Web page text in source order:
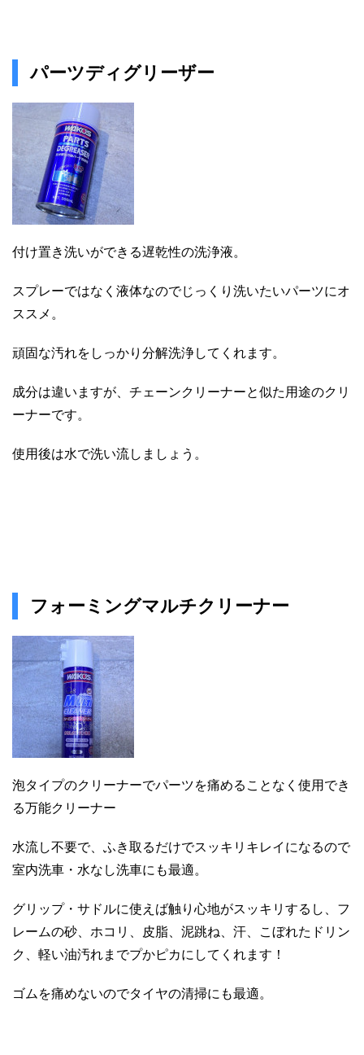
パーツディグリーザー
付け置き洗いができる遅乾性の洗浄液。
スプレーではなく液体なのでじっくり洗いたいパーツにオ
ススメ。
頑固な汚れをしっかり分解洗浄してくれます。
成分は違いますが、チェーンクリーナーと似た用途のクリ
ーナーです。
使用後は水で洗い流しましょう。
フォーミングマルチクリーナー
泡タイプのクリーナーでパーツを痛めることなく使用でき
る万能クリーナー
水流し不要で、ふき取るだけでスッキリキレイになるので
室内洗車・水なし洗車にも最適。
グリップ・サドルに使えば触り心地がスッキリするし、フ
レームの砂、ホコリ、皮脂、泥跳ね、汗、こぼれたドリン
ク、軽い油汚れまでプかピカにしてくれます！
ゴムを痛めないのでタイヤの清掃にも最適。